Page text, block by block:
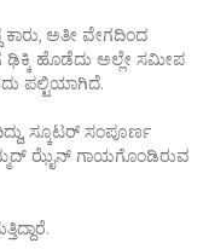
ಅತೀ ವೇಗದಿಂದ
ಹೊಡೆದು ಅಲ್ಲೇ ಸಮೀಪ
ಪಲ್ಟಿಯಾಗಿದೆ.
ಸ್ಕೂಟರ್ ಸಂಪೂರ್ಣ
ಝೈನ್ ಗಾಯಗೊಂಡಿರುವ